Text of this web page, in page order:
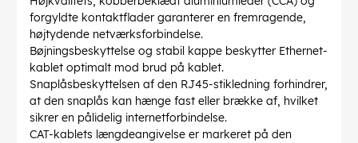
forgyldte kontaktflader garanterer en fremragende,
højtydende netværksforbindelse.
Bøjningsbeskyttelse og stabil kappe beskytter Ethernet-
kablet optimalt mod brud på kablet.
Snaplåsbeskyttelsen af den RJ45-stikledning forhindrer,
at den snaplås kan hænge fast eller brække af, hvilket
sikrer en pålidelig internetforbindelse.
CAT-kablets længdeangivelse er markeret på den